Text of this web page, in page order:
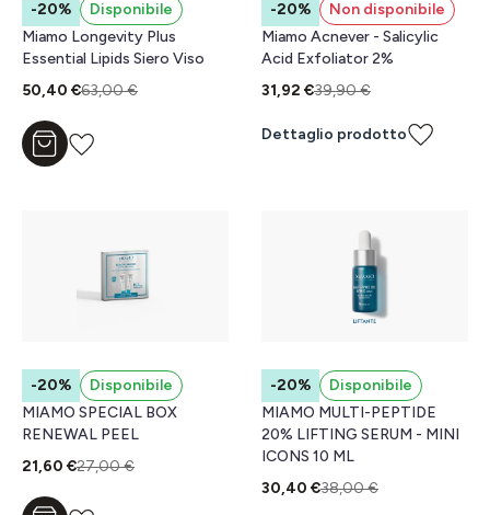
-20%
Disponibile
Miamo Longevity Plus
Essential Lipids Siero Viso
50,40 €63,00 €
Aggiungi al carrello
-20%
Non disponibile
Miamo Acnever - Salicylic
Acid Exfoliator 2%
31,92 €39,90 €
Dettaglio prodotto
-20%
Disponibile
MIAMO SPECIAL BOX
RENEWAL PEEL
21,60 €27,00 €
-20%
Disponibile
MIAMO MULTI-PEPTIDE
20% LIFTING SERUM - MINI
ICONS 10 ML
30,40 €38,00 €